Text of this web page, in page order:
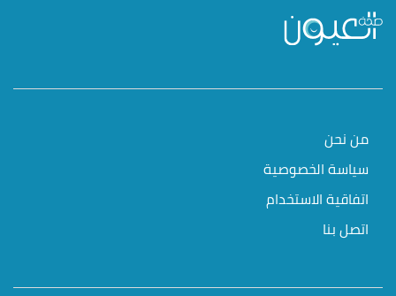
من نحن
سياسة الخصوصية
اتفاقية الاستخدام
اتصل بنا